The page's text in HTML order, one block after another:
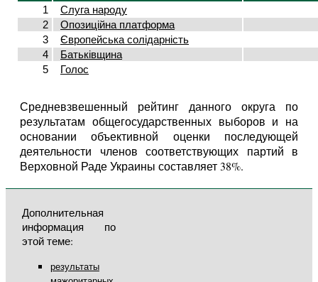
1
Слуга народу
2
Опозиційна платформа
3
Європейська солідарність
4
Батьківщина
5
Голос
Средневзвешенный рейтинг данного округа по
результатам общегосударственных выборов и на
основании объективной оценки последующей
деятельности членов соответствующих партий в
Верховной Раде Украины составляет 38%.
Дополнительная
информация по
этой теме:
результаты